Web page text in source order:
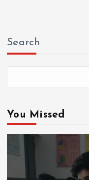
Search
You Missed